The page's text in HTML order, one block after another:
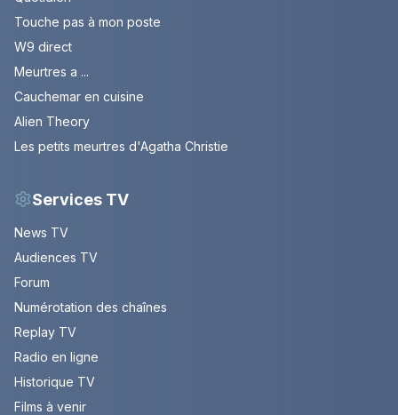
Touche pas à mon poste
W9 direct
Meurtres a ...
Cauchemar en cuisine
Alien Theory
Les petits meurtres d'Agatha Christie
Services TV
News TV
Audiences TV
Forum
Numérotation des chaînes
Replay TV
Radio en ligne
Historique TV
Films à venir